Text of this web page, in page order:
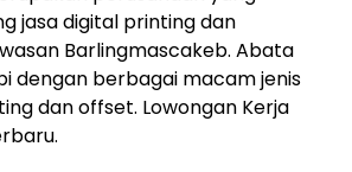
jasa digital printing dan
Barlingmascakeb. Abata
dengan berbagai macam jenis
dan offset. Lowongan Kerja